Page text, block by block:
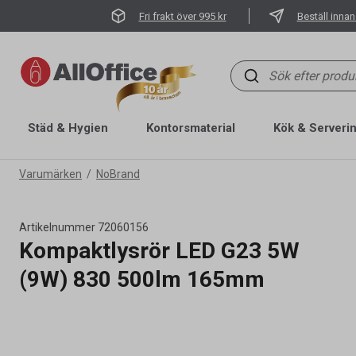
Fri frakt över 995 kr Beställ
Städ & Hygien Kontorsmaterial Kök &
Varumärken NoBrand
Artikelnummer 72060156
Kompaktlysrör LED G23 5W
(9W) 830 500lm 165mm